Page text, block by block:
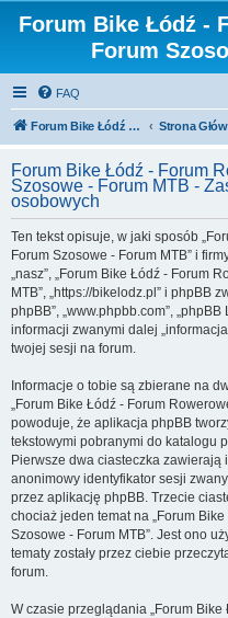
Forum Bike Łódź -
Forum
FAQ
Forum Bike Łódź - Forum Rowerowe Łódź - Forum Szosowe - Forum MTB Strona
Forum Bike Łódź - Forum
Szosowe - Forum MTB -
osobowych
Ten tekst opisuje, w jaki sposób
Forum Szosowe - Forum MTB” i
„nasz”, „Forum Bike Łódź - Forum
MTB”, „https://bikelodz.pl” i phpBB
phpBB”, „www.phpbb.com”,
informacji zwanymi dalej
twojej sesji na forum.
Informacje o tobie są zbierane na
„Forum Bike Łódź - Forum
powoduje, że aplikacja phpBB
tekstowymi pobranymi do katalogu
Pierwsze dwa ciasteczka zawierają
anonimowy identyfikator sesji
przez aplikację phpBB. Trzecie
chociaż jeden temat na „Forum
Szosowe - Forum MTB”. Jest ono
tematy zostały przez ciebie
forum.
W czasie przeglądania „Forum